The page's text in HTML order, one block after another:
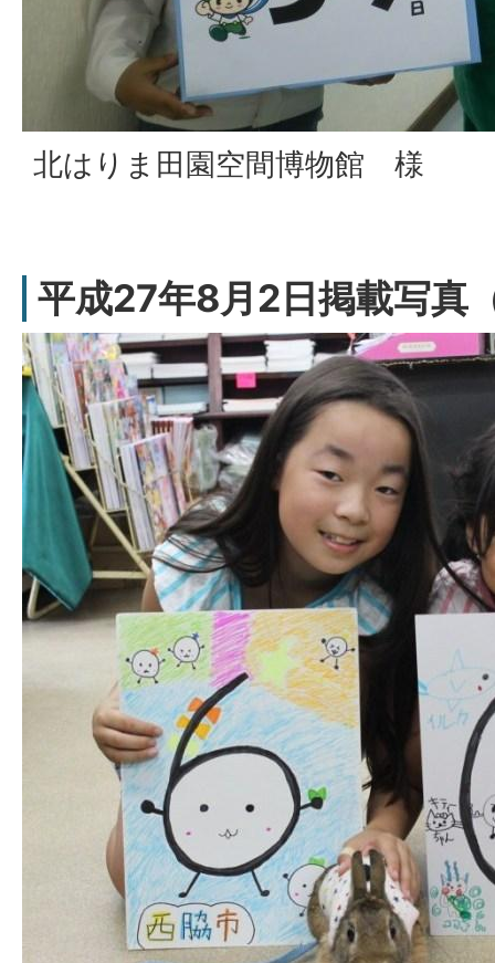
北はりま田園空間博物館 様
平成27年8月2日掲載写真